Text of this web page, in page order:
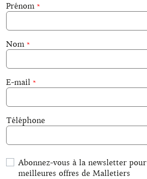
Prénom
Nom
E-mail
Téléphone
Abonnez-vous à la newsletter
meilleures offres de Malletiers